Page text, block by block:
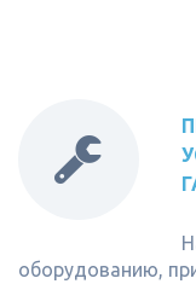
оборудованию,